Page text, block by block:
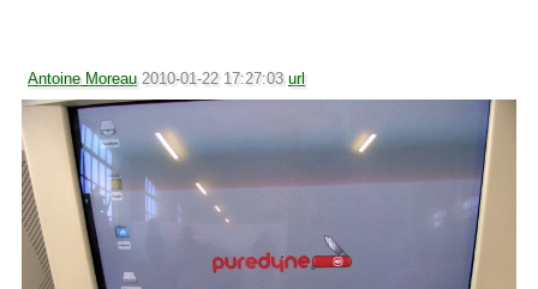
Antoine Moreau 2010-01-22 17:27:03 url